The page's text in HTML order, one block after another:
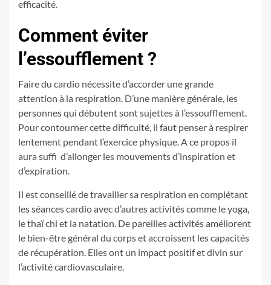
efficacité.
Comment éviter
l’essoufflement ?
Faire du cardio nécessite d’accorder une grande
attention à la respiration. D’une manière générale, les
personnes qui débutent sont sujettes à l’essoufflement.
Pour contourner cette difficulté, il faut penser à respirer
lentement pendant l’exercice physique. A ce propos il
aura suffi d’allonger les mouvements d’inspiration et
d’expiration.
Il est conseillé de travailler sa respiration en complétant
les séances cardio avec d’autres activités comme le yoga,
le thaï chi et la natation. De pareilles activités améliorent
le bien-être général du corps et accroissent les capacités
de récupération. Elles ont un impact positif et divin sur
l’activité cardiovasculaire.